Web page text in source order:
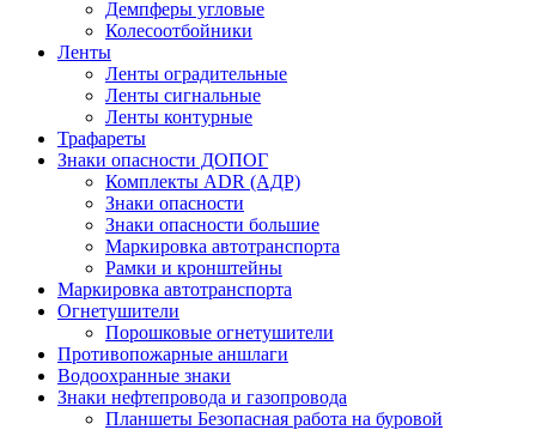
Демпферы угловые
Колесоотбойники
Ленты
Ленты оградительные
Ленты сигнальные
Ленты контурные
Трафареты
Знаки опасности ДОПОГ
Комплекты ADR (АДР)
Знаки опасности
Знаки опасности большие
Маркировка автотранспорта
Рамки и кронштейны
Маркировка автотранспорта
Огнетушители
Порошковые огнетушители
Противопожарные аншлаги
Водоохранные знаки
Знаки нефтепровода и газопровода
Планшеты Безопасная работа на буровой